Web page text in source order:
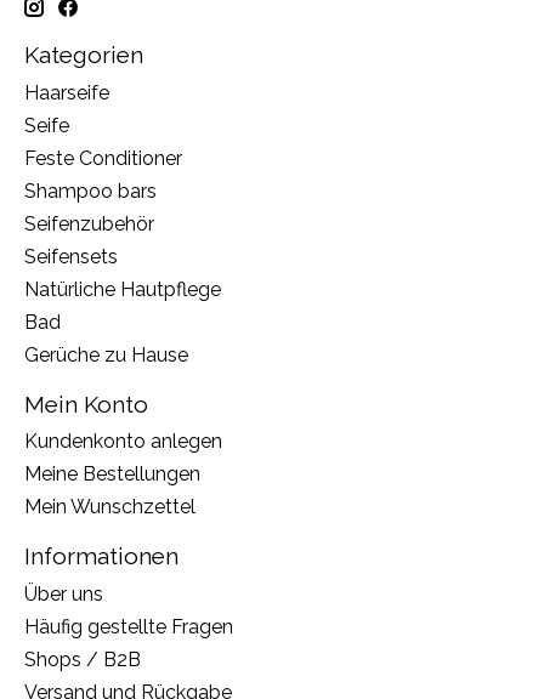
Kategorien
Haarseife
Seife
Feste Conditioner
Shampoo bars
Seifenzubehör
Seifensets
Natürliche Hautpflege
Bad
Gerüche zu Hause
Mein Konto
Kundenkonto anlegen
Meine Bestellungen
Mein Wunschzettel
Informationen
Über uns
Häufig gestellte Fragen
Shops / B2B
Versand und Rückgabe